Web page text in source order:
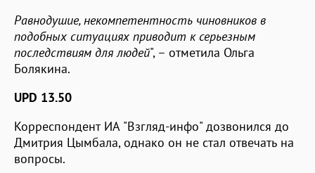
Равнодушие, некомпетентность чиновников в
подобных ситуациях приводит к серьезным
последствиям для людей", – отметила Ольга
Болякина.
UPD 13.50
Корреспондент ИА "Взгляд-инфо" дозвонился до
Дмитрия Цымбала, однако он не стал отвечать на
вопросы.